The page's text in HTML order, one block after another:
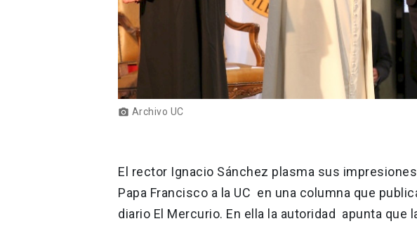
photo_camera Archivo UC
El rector Ignacio Sánchez plasma sus
Papa Francisco a la UC en una columna que
diario El Mercurio. En ella la autoridad apunta que